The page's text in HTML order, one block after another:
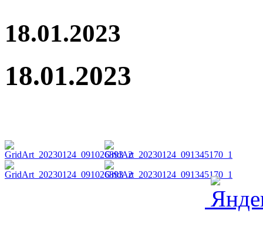
18.01.2023
18.01.2023